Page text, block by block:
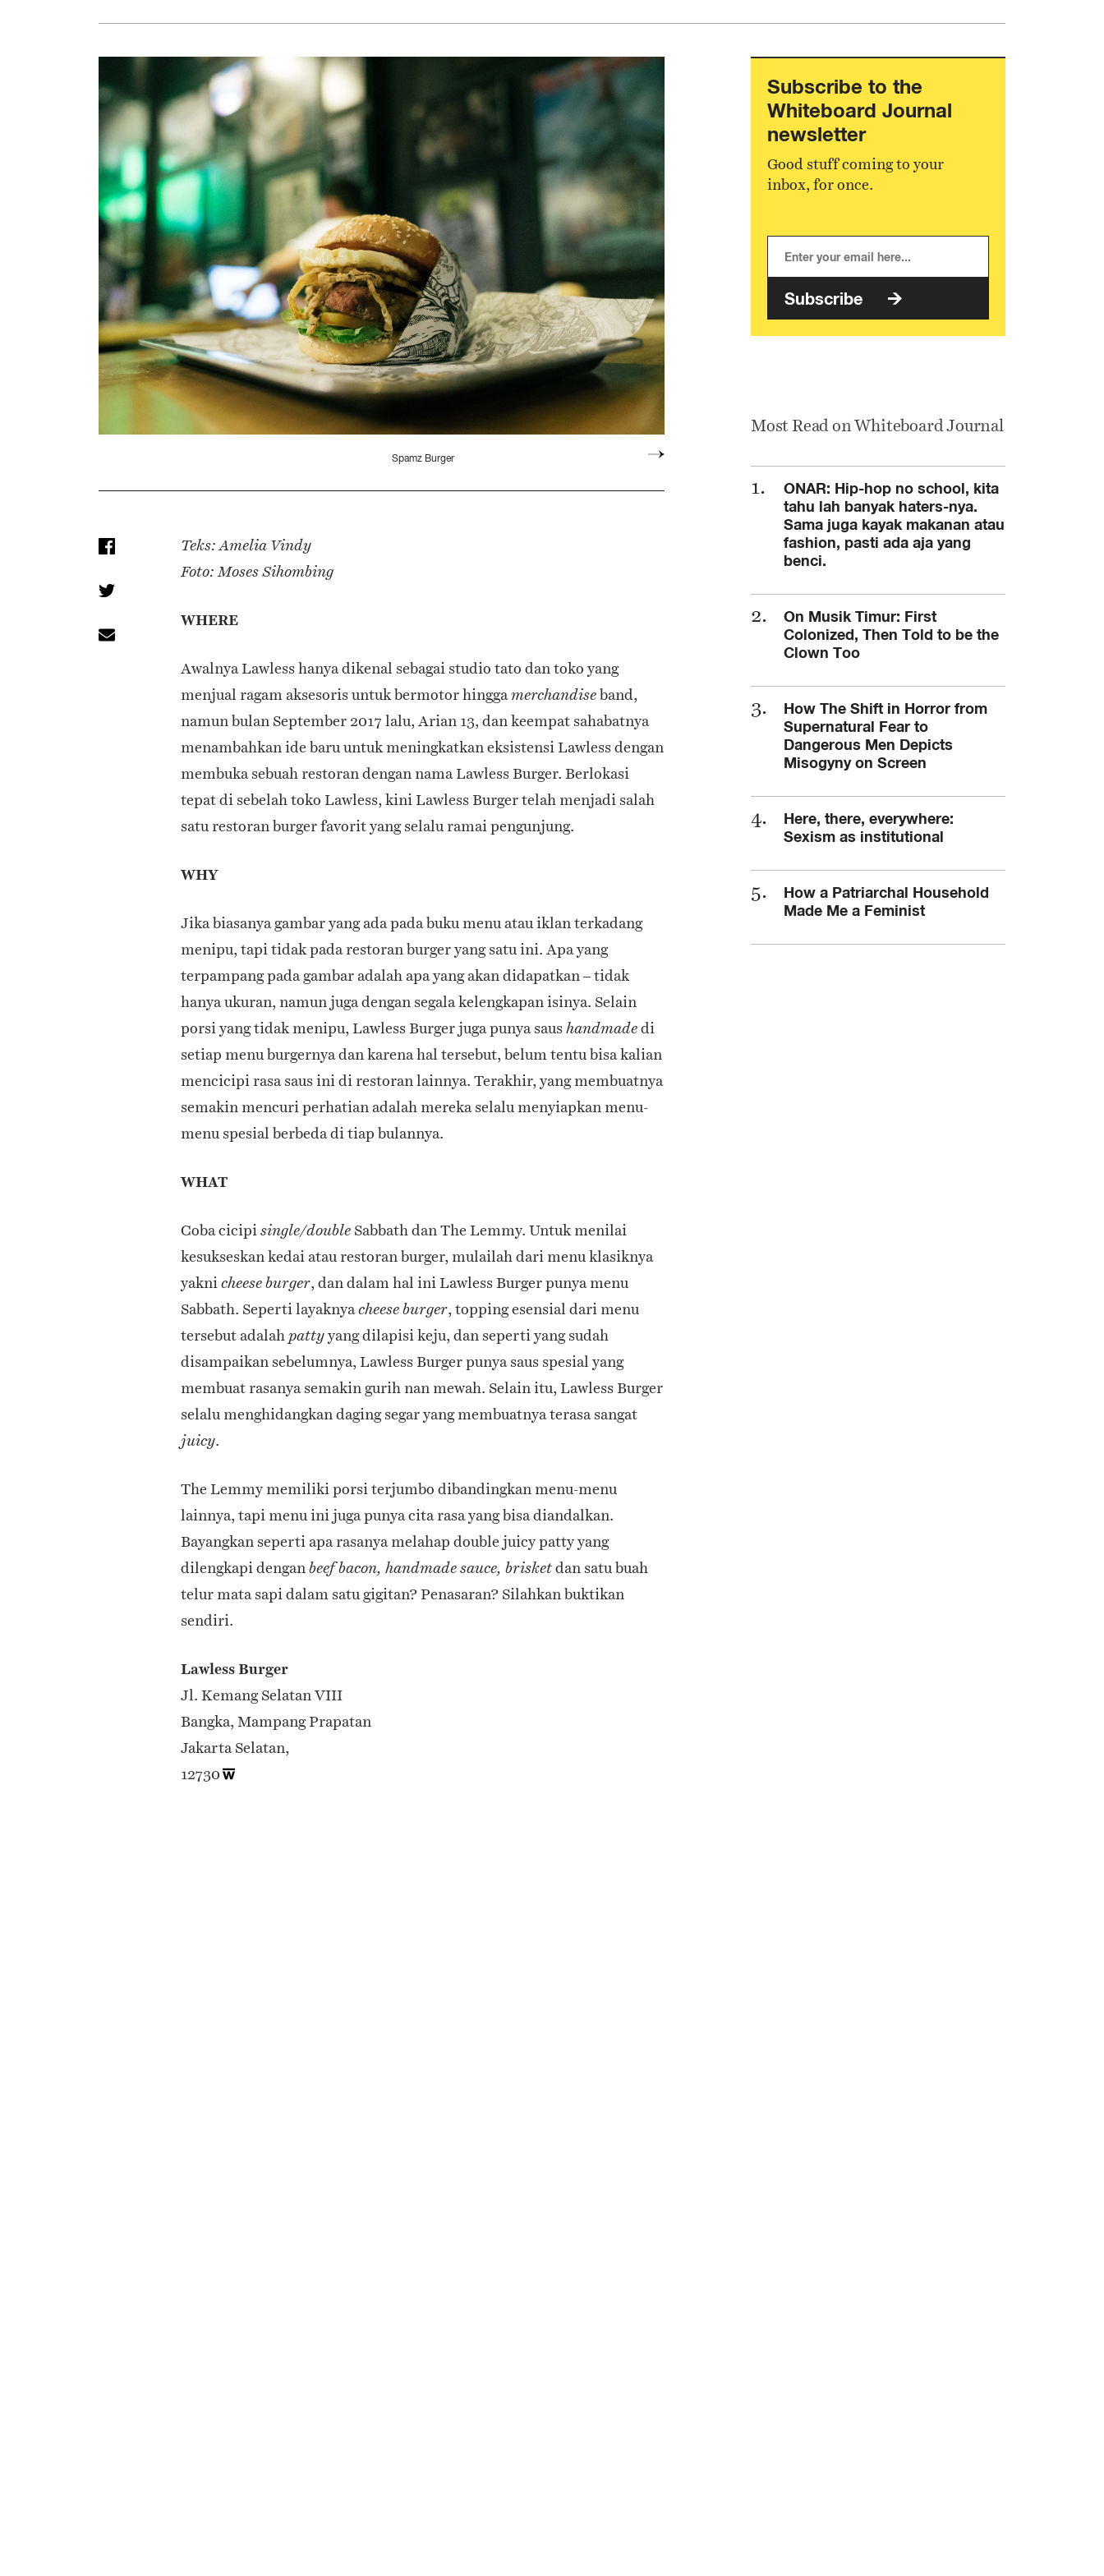
Spamz Burger
Teks: Amelia Vindy
Foto: Moses Sihombing
WHERE
Awalnya Lawless hanya dikenal sebagai studio tato dan toko yang
menjual ragam aksesoris untuk bermotor hinggamerchandiseband,
namun bulan September 2017 lalu, Arian 13, dan keempat sahabatnya
menambahkan ide baru untuk meningkatkan eksistensi Lawless dengan
membuka sebuah restoran dengan nama Lawless Burger. Berlokasi
tepat di sebelah toko Lawless, kini Lawless Burger telah menjadi salah
satu restoran burger favorit yang selalu ramai pengunjung.
WHY
Jika biasanya gambar yang ada pada buku menu atau iklan terkadang
menipu, tapi tidak pada restoran burger yang satu ini. Apa yang
terpampang pada gambar adalah apa yang akan didapatkan – tidak
hanya ukuran, namun juga dengan segala kelengkapan isinya. Selain
porsi yang tidak menipu, Lawless Burger juga punya saushandmadedi
setiap menu burgernya dan karena hal tersebut, belum tentu bisa kalian
mencicipi rasa saus ini di restoran lainnya. Terakhir, yang membuatnya
semakin mencuri perhatian adalah mereka selalu menyiapkan menu-
menu spesial berbeda di tiap bulannya.
WHAT
Coba cicipisingle/double Sabbath dan The Lemmy. Untuk menilai
kesukseskan kedai atau restoran burger, mulailah dari menu klasiknya
yaknicheese burger, dan dalam hal ini Lawless Burger punya menu
Sabbath. Seperti layaknyacheese burger, topping esensial dari menu
tersebut adalahpattyyang dilapisi keju, dan seperti yang sudah
disampaikan sebelumnya, Lawless Burger punya saus spesial yang
membuat rasanya semakin gurih nan mewah. Selain itu, Lawless Burger
selalu menghidangkan daging segar yang membuatnya terasa sangat
juicy.
The Lemmy memiliki porsi terjumbo dibandingkan menu-menu
lainnya, tapi menu ini juga punya cita rasa yang bisa diandalkan.
Bayangkan seperti apa rasanya melahap double juicy patty yang
dilengkapi denganbeef bacon, handmade sauce, brisketdan satu buah
telur mata sapi dalam satu gigitan? Penasaran? Silahkan buktikan
sendiri.
Lawless Burger
Jl. Kemang Selatan VIII
Bangka, Mampang Prapatan
Jakarta Selatan,
12730
Subscribe to the
Whiteboard Journal
newsletter
Good stuff coming to your
inbox, for once.
Subscribe
Most Read on Whiteboard Journal
ONAR: Hip-hop no school, kita
tahu lah banyak haters-nya.
Sama juga kayak makanan atau
fashion, pasti ada aja yang
benci.
On Musik Timur: First
Colonized, Then Told to be the
Clown Too
How The Shift in Horror from
Supernatural Fear to
Dangerous Men Depicts
Misogyny on Screen
Here, there, everywhere:
Sexism as institutional
How a Patriarchal Household
Made Me a Feminist